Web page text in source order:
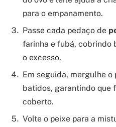
para o empanamento.
Passe cada pedaço de
farinha e fubá, cobrindo
o excesso.
Em seguida, mergulhe
batidos, garantindo que
coberto.
Volte o peixe para a